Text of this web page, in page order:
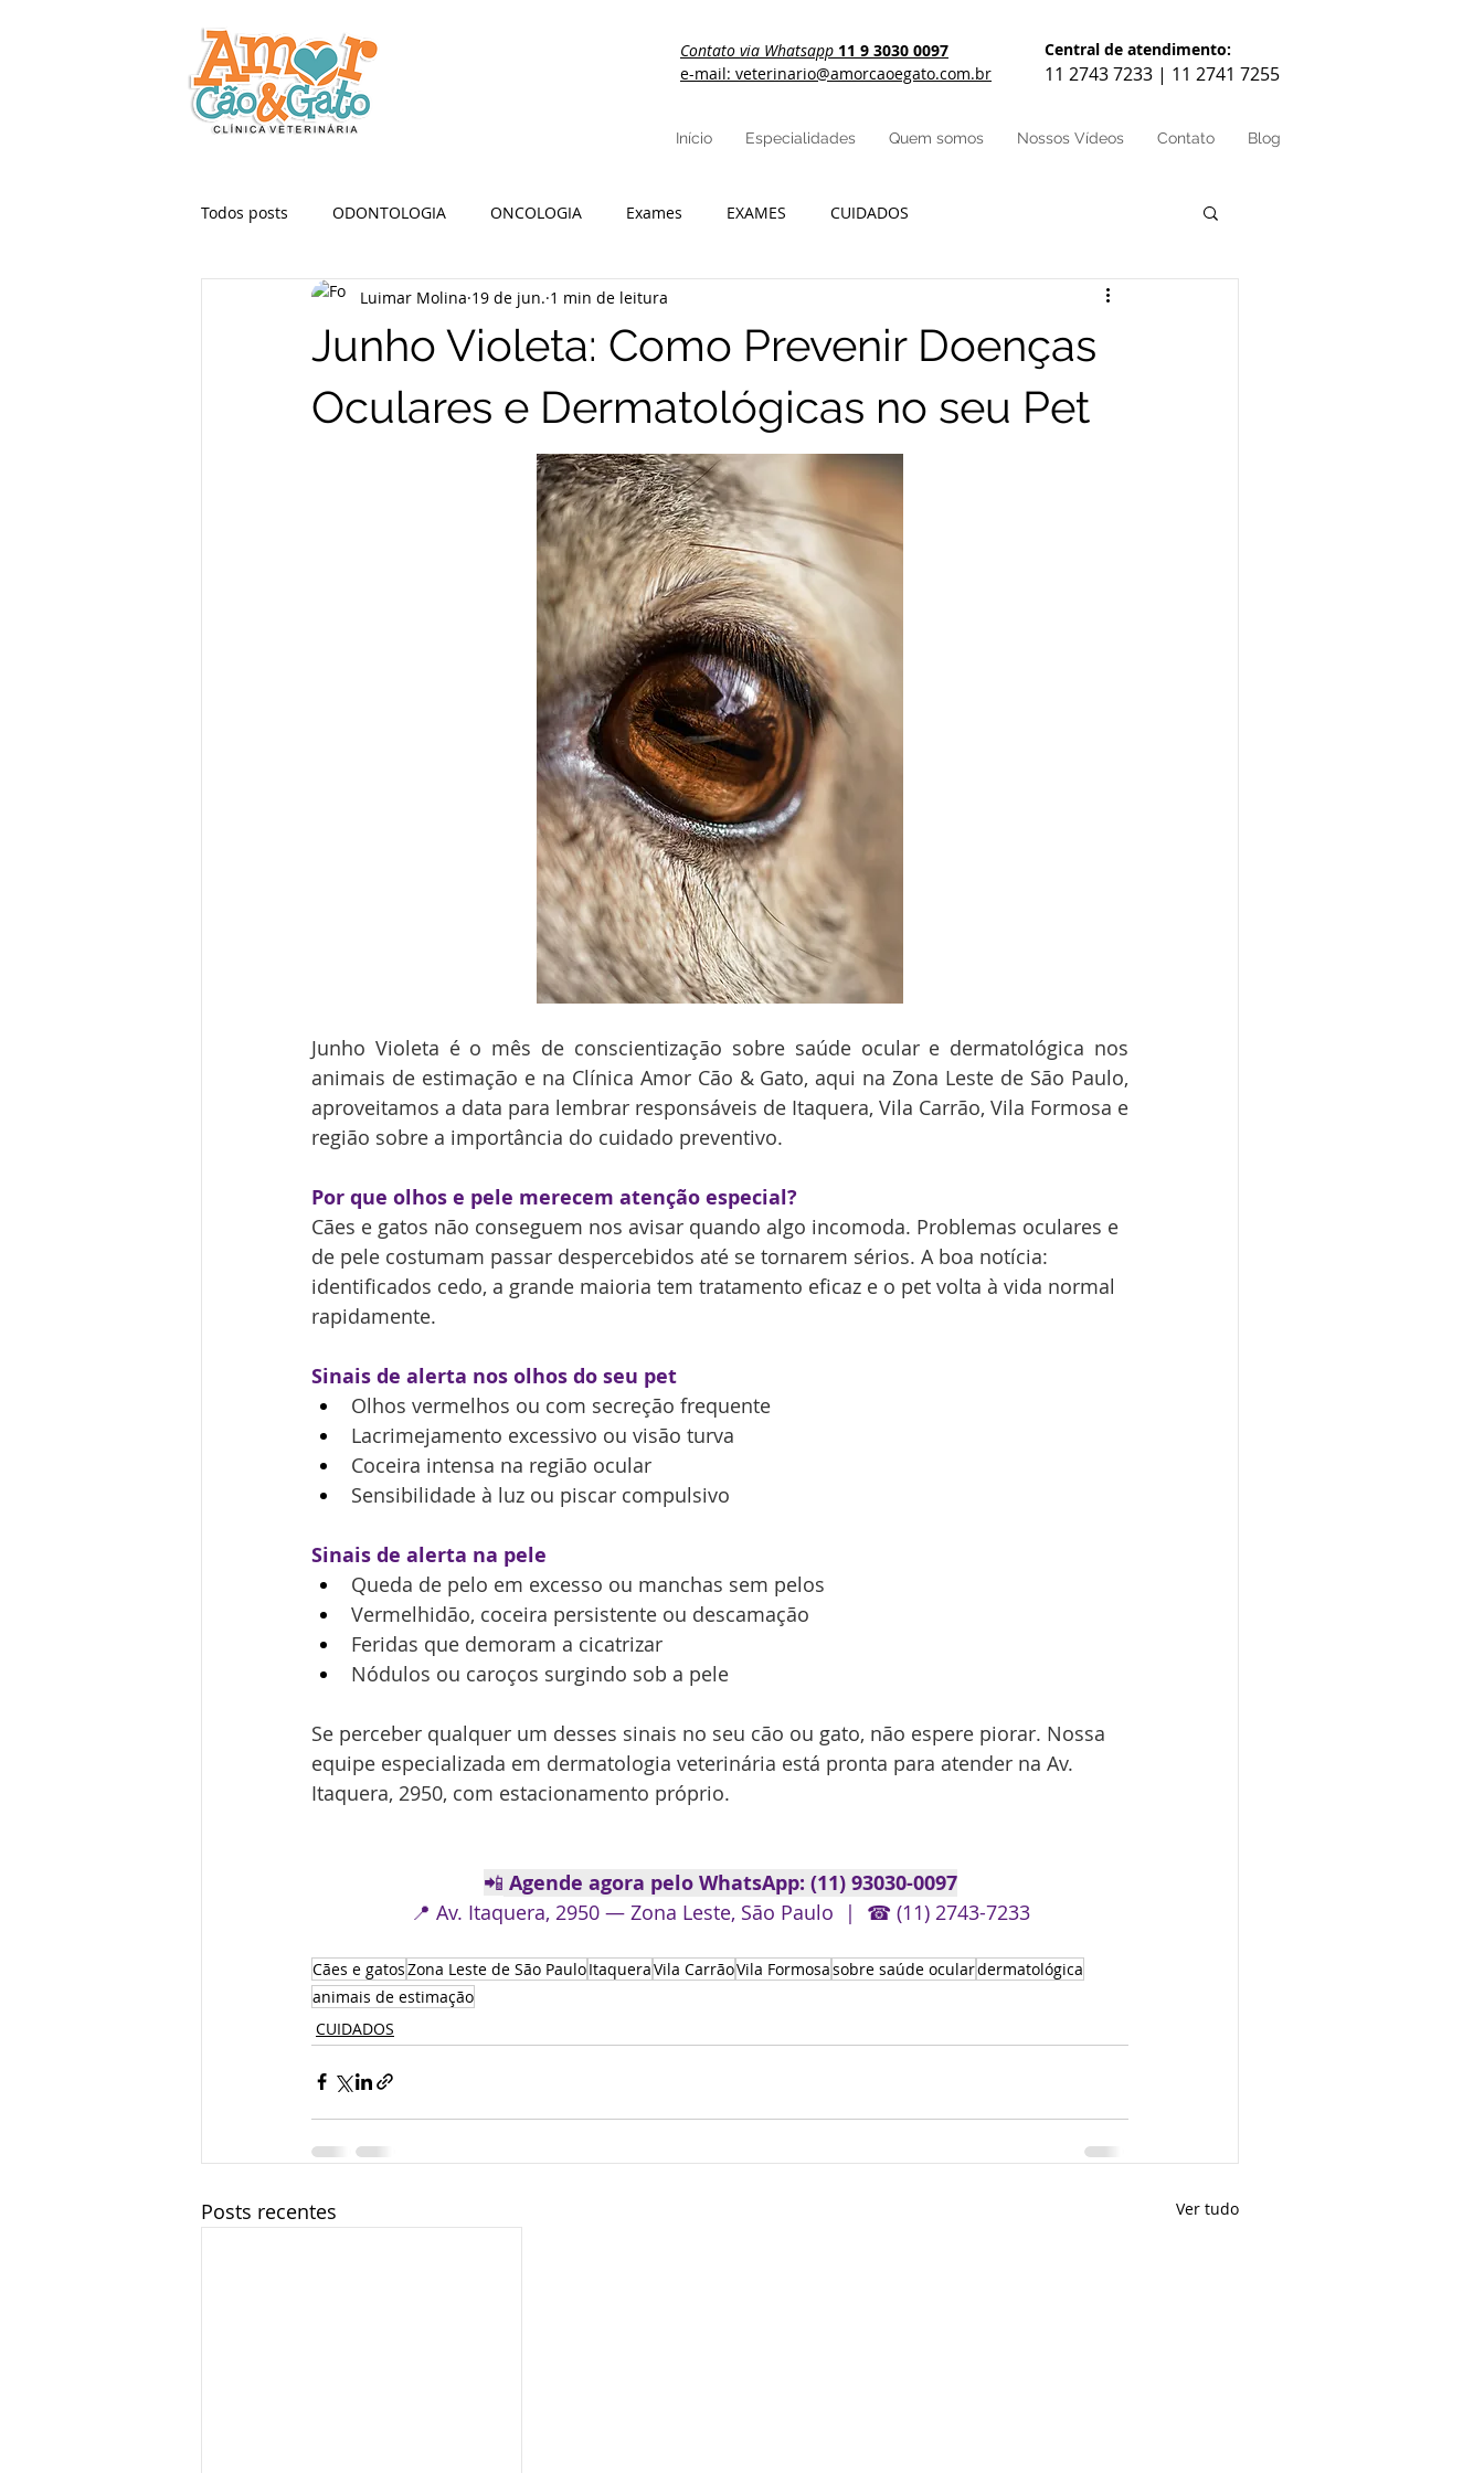
Contato via Whatsapp 11 9 3030 0097
e-mail: veterinario@amorcaoegato.com.br
Central de atendimento:
11 2743 7233 | 11 2741 7255
Início Especialidades Quem somos Nossos Vídeos Contato Blog
Todos posts ODONTOLOGIA ONCOLOGIA Exames EXAMES CUIDADOS
Junho Violeta: Como Prevenir Doenças
Oculares e Dermatológicas no seu Pet
Luimar Molina 19 de jun. 1 min de leitura
Junho Violeta é o mês de conscientização sobre saúde ocular e dermatológica nos
animais de estimação e na Clínica Amor Cão & Gato, aqui na Zona Leste de São Paulo,
aproveitamos a data para lembrar responsáveis de Itaquera, Vila Carrão, Vila Formosa e
região sobre a importância do cuidado preventivo.
Por que olhos e pele merecem atenção especial?
Cães e gatos não conseguem nos avisar quando algo incomoda. Problemas oculares e
de pele costumam passar despercebidos até se tornarem sérios. A boa notícia:
identificados cedo, a grande maioria tem tratamento eficaz e o pet volta à vida normal
rapidamente.
Sinais de alerta nos olhos do seu pet
Olhos vermelhos ou com secreção frequente
Lacrimejamento excessivo ou visão turva
Coceira intensa na região ocular
Sensibilidade à luz ou piscar compulsivo
Sinais de alerta na pele
Queda de pelo em excesso ou manchas sem pelos
Vermelhidão, coceira persistente ou descamação
Feridas que demoram a cicatrizar
Nódulos ou caroços surgindo sob a pele
Se perceber qualquer um desses sinais no seu cão ou gato, não espere piorar. Nossa
equipe especializada em dermatologia veterinária está pronta para atender na Av.
Itaquera, 2950, com estacionamento próprio.
📲 Agende agora pelo WhatsApp: (11) 93030-0097
📍 Av. Itaquera, 2950 — Zona Leste, São Paulo  |  ☎ (11) 2743-7233
Cães e gatosZona Leste de São PauloItaqueraVila CarrãoVila Formosasobre saúde oculardermatológica
animais de estimação
CUIDADOS
Posts recentes Ver tudo